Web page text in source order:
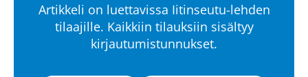
Artikkeli on luettavissa Iitinseutu-lehden
tilaajille. Kaikkiin tilauksiin sisältyy
kirjautumistunnukset.